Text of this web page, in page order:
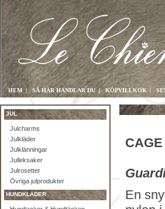
HEM | SÅ HÄR HANDLAR DU |KÖPVILLKOR |
JUL
Julcharms
Julkläder
Julklänningar
Julleksaker
Julrosetter
Övriga julprodukter
HUNDKLÄDER
En